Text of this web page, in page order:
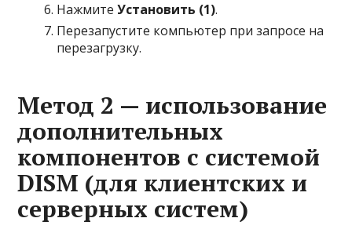
НажмитеУстановить (1).
Перезапустите компьютер при запросе на
перезагрузку.
Метод 2 — использование
дополнительных
компонентов с системой
DISM (для клиентских и
серверных систем)